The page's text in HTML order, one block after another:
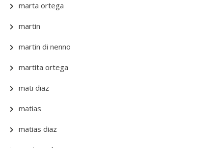
marta ortega
martin
martin di nenno
martita ortega
mati diaz
matias
matias diaz